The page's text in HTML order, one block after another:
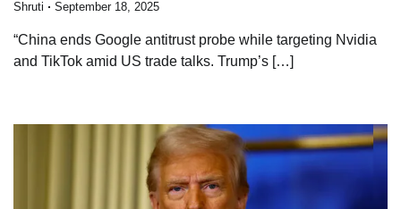
Shruti September 18, 2025
“China ends Google antitrust probe while targeting Nvidia
and TikTok amid US trade talks. Trump’s […]